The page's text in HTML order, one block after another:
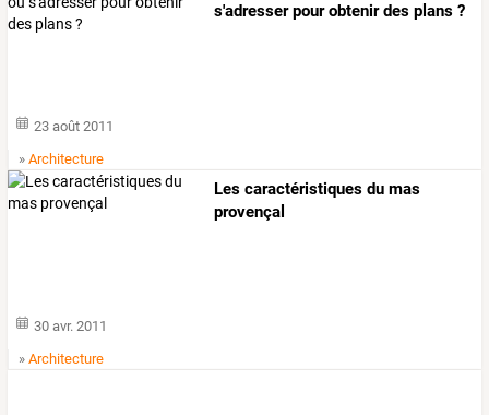
s'adresser pour obtenir des plans ?
23 août 2011
»Architecture
Les caractéristiques du mas
provençal
30 avr. 2011
»Architecture